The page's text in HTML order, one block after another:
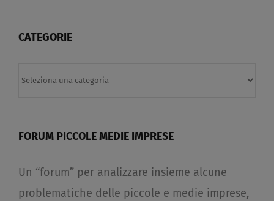
CATEGORIE
FORUM PICCOLE MEDIE IMPRESE
Un “forum” per analizzare insieme alcune
problematiche delle piccole e medie imprese,